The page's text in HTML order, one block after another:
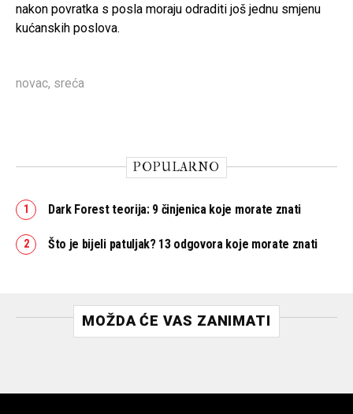
nakon povratka s posla moraju odraditi još jednu smjenu
kućanskih poslova.
novac, sreća
POPULARNO
Dark Forest teorija: 9 činjenica koje morate znati
Što je bijeli patuljak? 13 odgovora koje morate znati
MOŽDA ĆE VAS ZANIMATI